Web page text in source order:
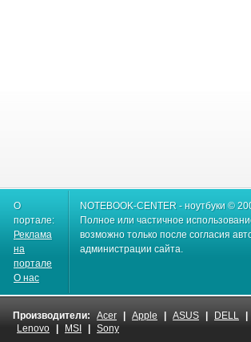
О
портале:
Реклама
на
портале
О нас
NOTEBOOK-CENTER - ноутбуки ©
Полное или частичное
возможно только после согласия
администрации сайта.
Производители: Acer Apple ASUS DELL
Lenovo
MSI Sony